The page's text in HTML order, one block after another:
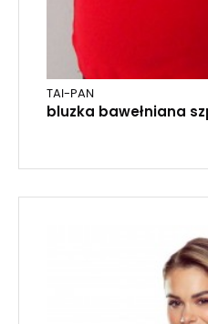
TAI-PAN
bluzka bawełniana